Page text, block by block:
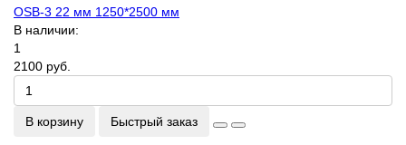
OSB-3 22 мм 1250*2500 мм
В наличии:
1
2100 руб.
В корзину Быстрый заказ